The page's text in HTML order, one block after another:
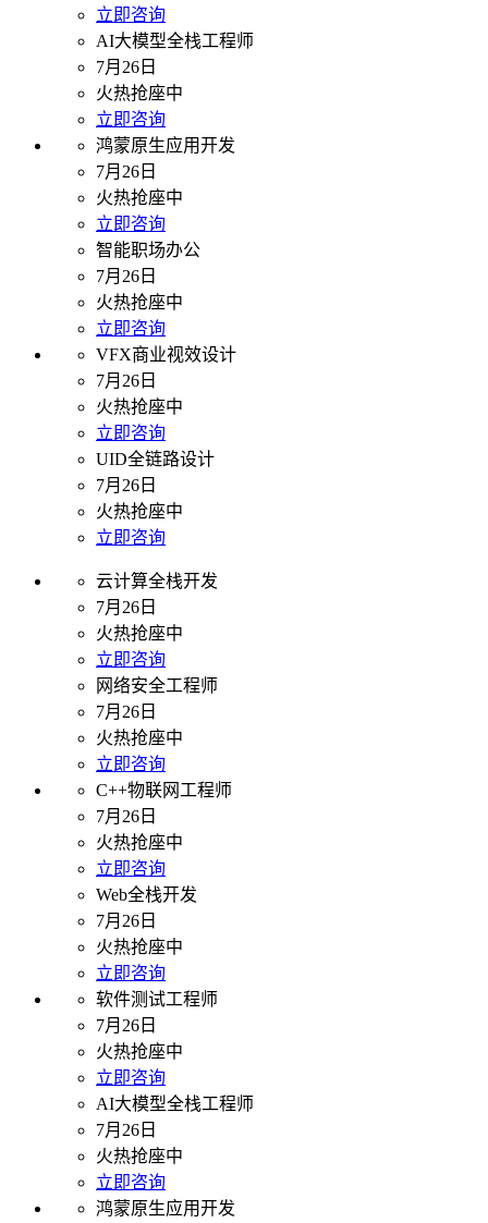
立即咨询
AI大模型全栈工程师
7月26日
火热抢座中
立即咨询
鸿蒙原生应用开发
7月26日
火热抢座中
立即咨询
智能职场办公
7月26日
火热抢座中
立即咨询
VFX商业视效设计
7月26日
火热抢座中
立即咨询
UID全链路设计
7月26日
火热抢座中
立即咨询
云计算全栈开发
7月26日
火热抢座中
立即咨询
网络安全工程师
7月26日
火热抢座中
立即咨询
C++物联网工程师
7月26日
火热抢座中
立即咨询
Web全栈开发
7月26日
火热抢座中
立即咨询
软件测试工程师
7月26日
火热抢座中
立即咨询
AI大模型全栈工程师
7月26日
火热抢座中
立即咨询
鸿蒙原生应用开发